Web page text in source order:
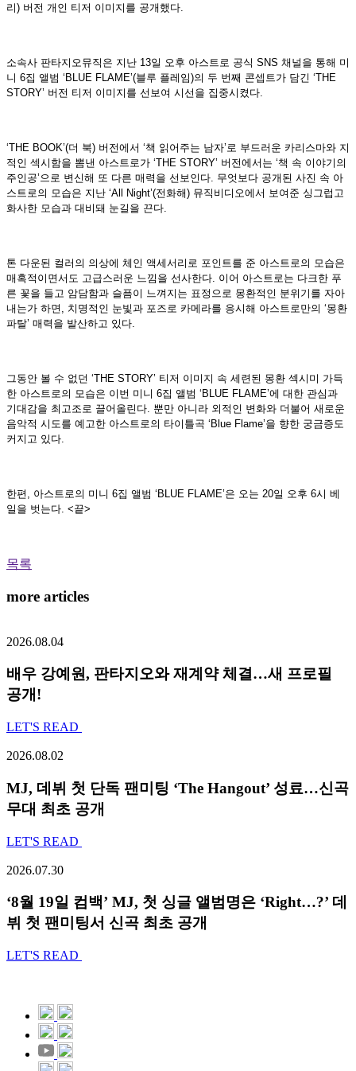
리) 버전 개인 티저 이미지를 공개했다.
소속사 판타지오뮤직은 지난 13일 오후 아스트로 공식 SNS 채널을 통해 미
니 6집 앨범 ‘ BLUE FLAME’(블루 플레임)의 두 번째 콘셉트가 담긴 ‘THE
STORY’ 버전 티저 이미지를 선보여 시선을 집중시켰다.
‘THE BOOK’(더 북) 버전에서 ‘책 읽어주는 남자’로 부드러운 카리스마와 지
적인 섹시함을 뽐낸 아스트로가 ‘THE STORY’ 버전에서는 ‘책 속 이야기의
주인공’으로 변신해 또 다른 매력을 선보인다. 무엇보다 공개된 사진 속 아
스트로의 모습은 지난 ‘All Night’(전화해) 뮤직비디오에서 보여준 싱그럽고
화사한 모습과 대비돼 눈길을 끈다.
톤 다운된 컬러의 의상에 체인 액세서리로 포인트를 준 아스트로의 모습은
매혹적이면서도 고급스러운 느낌을 선사한다. 이어 아스트로는 다크한 푸
른 꽃을 들고 암담함과 슬픔이 느껴지는 표정으로 몽환적인 분위기를 자아
내는가 하면 , 치명적인 눈빛과 포즈로 카메라를 응시해 아스트로만의 ‘몽환
파탈’ 매력을 발산하고 있다.
그동안 볼 수 없던 ‘THE STORY’ 티저 이미지 속 세련된 몽환 섹시미 가득
한 아스트로의 모습은 이번 미니 6집 앨범 ‘BLUE FLAME’에 대한 관심과
기대감을 최고조로 끌어올린다. 뿐만 아니라 외적인 변화와 더불어 새로운
음악적 시도를 예고한 아스트로의 타이틀곡 ‘ Blue Flame’을 향한 궁금증도
커지고 있다.
한편 , 아스트로의 미니 6집 앨범 ‘ BLUE FLAME’은 오는 20일 오후 6시 베
일을 벗는다. <끝>
목록
more articles
2026.08.04
배우 강예원, 판타지오와 재계약 체결…새 프로필
공개!
LET'S READ
2026.08.02
MJ, 데뷔 첫 단독 팬미팅 ‘The Hangout’ 성료…신곡
무대 최초 공개
LET'S READ
2026.07.30
‘8월 19일 컴백’ MJ, 첫 싱글 앨범명은 ‘Right…?’ 데
뷔 첫 팬미팅서 신곡 최초 공개
LET'S READ